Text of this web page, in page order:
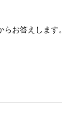
お答えします。